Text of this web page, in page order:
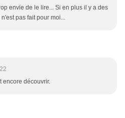
envie de le lire... Si en plus il y a des
pas fait pour moi...
encore découvrir.